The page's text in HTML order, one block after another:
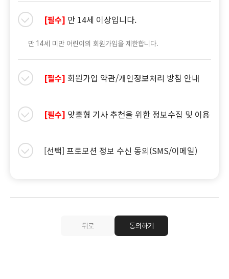
[필수] 만 14세 이상입니다.
만 14세 미만 어린이의 회원가입을 제한합니다.
[필수] 회원가입 약관/개인정보처리 방침 안내
[필수] 맞춤형 기사 추천을 위한 정보수집 및 이용
[선택] 프로모션 정보 수신 동의(SMS/이메일)
뒤로